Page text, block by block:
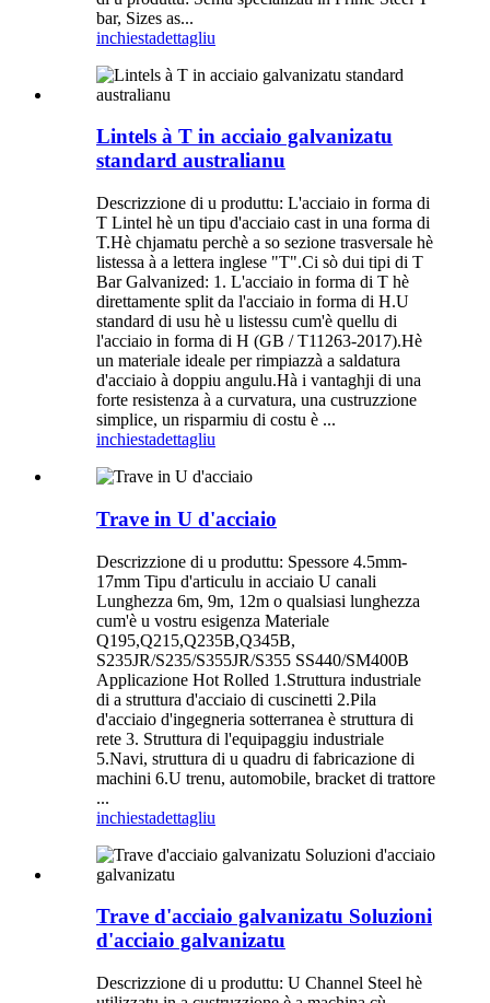
bar, Sizes as...
inchiestadettagliu
Lintels à T in acciaio galvanizatu
standard australianu
Descrizzione di u produttu: L'acciaio in forma di
T Lintel hè un tipu d'acciaio cast in una forma di
T.Hè chjamatu perchè a so sezione trasversale hè
listessa à a lettera inglese "T".Ci sò dui tipi di T
Bar Galvanized: 1. L'acciaio in forma di T hè
direttamente split da l'acciaio in forma di H.U
standard di usu hè u listessu cum'è quellu di
l'acciaio in forma di H (GB / T11263-2017).Hè
un materiale ideale per rimpiazzà a saldatura
d'acciaio à doppiu angulu.Hà i vantaghji di una
forte resistenza à a curvatura, una custruzzione
simplice, un risparmiu di costu è ...
inchiestadettagliu
Trave in U d'acciaio
Descrizzione di u produttu: Spessore 4.5mm-
17mm Tipu d'articulu in acciaio U canali
Lunghezza 6m, 9m, 12m o qualsiasi lunghezza
cum'è u vostru esigenza Materiale
Q195,Q215,Q235B,Q345B,
S235JR/S235/S355JR/S355 SS440/SM400B
Applicazione Hot Rolled 1.Struttura industriale
di a struttura d'acciaio di cuscinetti 2.Pila
d'acciaio d'ingegneria sotterranea è struttura di
rete 3. Struttura di l'equipaggiu industriale
5.Navi, struttura di u quadru di fabricazione di
machini 6.U trenu, automobile, bracket di trattore
...
inchiestadettagliu
Trave d'acciaio galvanizatu Soluzioni
d'acciaio galvanizatu
Descrizzione di u produttu: U Channel Steel hè